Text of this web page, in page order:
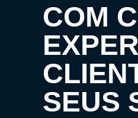
COM
SEUS